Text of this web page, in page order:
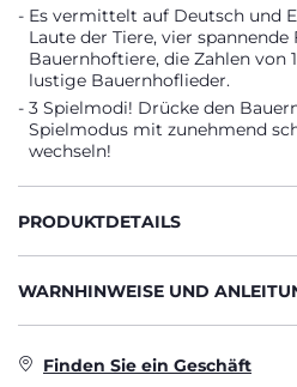
Es vermittelt auf Deutsch und
Laute der Tiere, vier spannende
Bauernhoftiere, die Zahlen von
lustige Bauernhoflieder.
3 Spielmodi! Drücke den
Spielmodus mit zunehmend
wechseln!
PRODUKTDETAILS
WARNHINWEISE UND
Finden Sie ein Geschäft